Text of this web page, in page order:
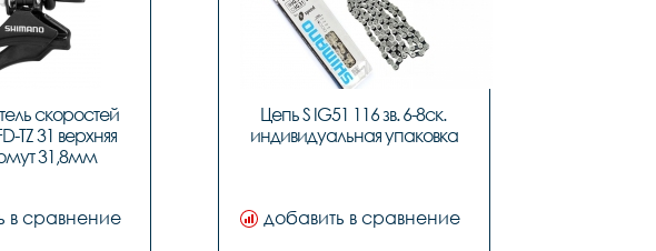
скоростей
TZ 31 верхняя
31,8мм
в сравнение
Цепь S IG51 116 зв. 6-8ск.
индивидуальная упаковка
добавить в сравнение